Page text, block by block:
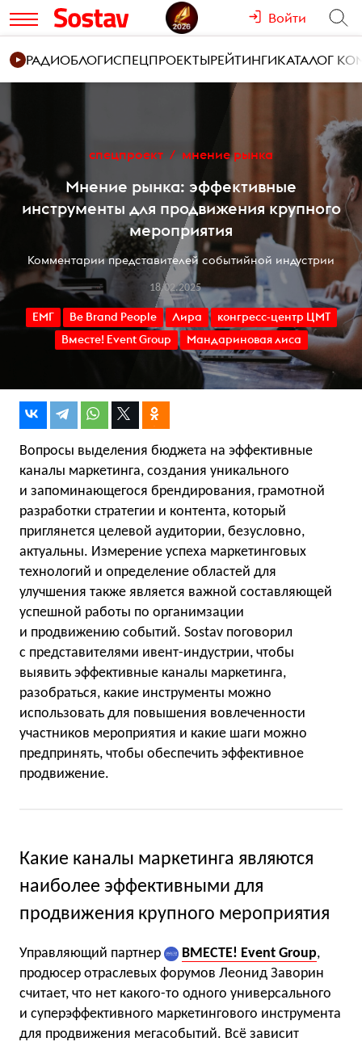
Войти
РАДИОБЛОГИСПЕЦПРОЕКТЫРЕЙТИНГИКАТАЛОГ
спецпроект мнение рынка
Мнение рынка: эффективные
инструменты для продвижения крупного
мероприятия
Комментарии представителей событийной индустрии
18.02.2025
ЕМГ Be Brand People Лира
конгресс-центр ЦМТ
Вместе! Event Group
Мандариновая лиса
Вопросы выделения бюджета на эффективные
каналы маркетинга, создания уникального
и запоминающегося брендирования, грамотной
разработки стратегии и контента, который
приглянется целевой аудитории, безусловно,
актуальны. Измерение успеха маркетинговых
технологий и определение областей для
улучшения также является важной составляющей
успешной работы по органимзации
и продвижению событий. Sostav поговорил
с представителями ивент-индустрии, чтобы
выявить эффективные каналы маркетинга,
разобраться, какие инструменты можно
использовать для повышения вовлеченности
участников мероприятия и какие шаги можно
предпринять, чтобы обеспечить эффективное
продвижение.
Какие каналы маркетинга являются
наиболее эффективными для
продвижения крупного мероприятия
Управляющий партнер ВМЕСТЕ! Event Group,
продюсер отраслевых форумов Леонид Заворин
считает, что нет какого-то одного универсального
и суперэффективного маркетингового инструмента
для продвижения мегасобытий. Всё зависит